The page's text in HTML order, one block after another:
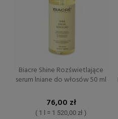
Biacre Shine Rozświetlające
serum lniane do włosów 50 ml
76,00 zł
( 1 l = 1 520,00 zł )